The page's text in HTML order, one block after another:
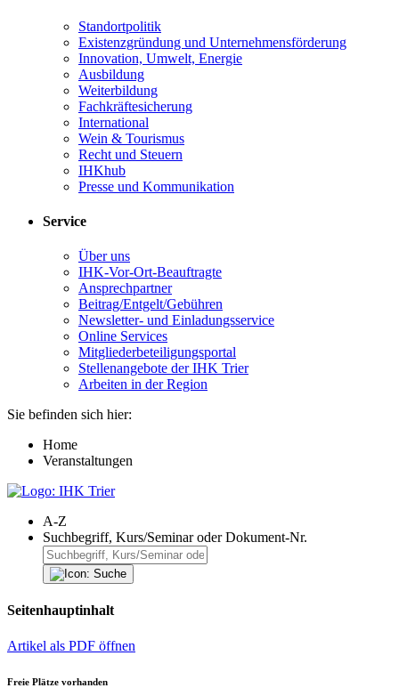
Standortpolitik
Existenzgründung und Unternehmensförderung
Innovation, Umwelt, Energie
Ausbildung
Weiterbildung
Fachkräftesicherung
International
Wein & Tourismus
Recht und Steuern
IHKhub
Presse und Kommunikation
Service
Über uns
IHK-Vor-Ort-Beauftragte
Ansprechpartner
Beitrag/Entgelt/Gebühren
Newsletter- und Einladungsservice
Online Services
Mitgliederbeteiligungsportal
Stellenangebote der IHK Trier
Arbeiten in der Region
Sie befinden sich hier:
Home
Veranstaltungen
A-Z
Suchbegriff, Kurs/Seminar oder Dokument-Nr.
Seitenhauptinhalt
Artikel als PDF öffnen
Freie Plätze vorhanden